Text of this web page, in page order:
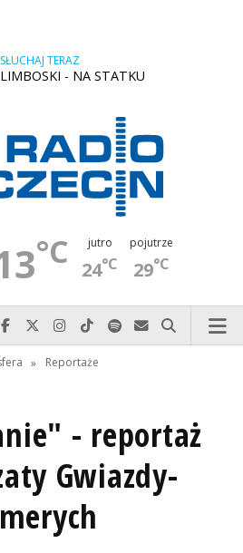
SŁUCHAJ TERAZ
LIMBOSKI - NA STATKU
°C jutro
24°C
pojutrze
29°C
Najlepiej po prostu do nas zadzwoń
Odwiedź nas na Facebook-u
Odwiedź nas na X
Odwiedź nas na Instagram-ie
Odwiedź nas na TikTok-u
Szukaj nas na Spotify
Wyślij do nas
Szukaj
» Reportaże
- reportaż
Gwiazdy-